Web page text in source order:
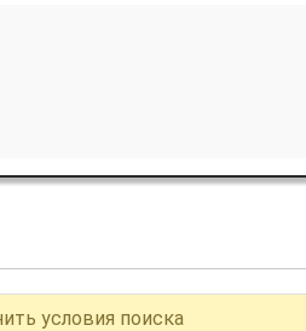
условия поиска